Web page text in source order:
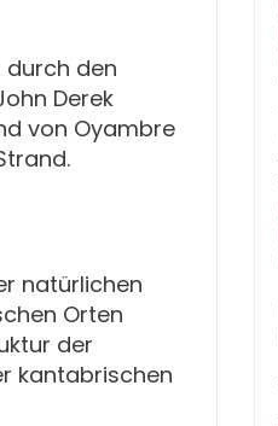
durch den
Derek
von Oyambre
natürlichen
Orten
der
kantabrischen